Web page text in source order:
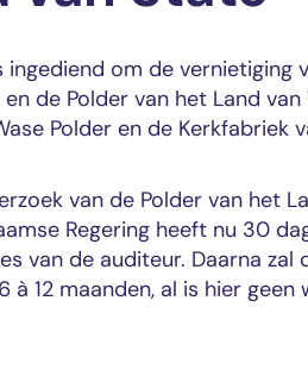
om de vernietiging
de Polder van het Land
Polder en de Kerkfabriek
van de Polder van het
Regering heeft nu 30
van de auditeur. Daarna zal
12 maanden, al is hier